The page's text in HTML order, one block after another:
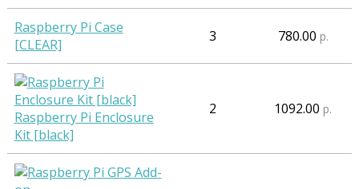
Raspberry Pi Case
[CLEAR]
3 780.00 р.
Raspberry Pi Enclosure
Kit [black]
2 1092.00 р.